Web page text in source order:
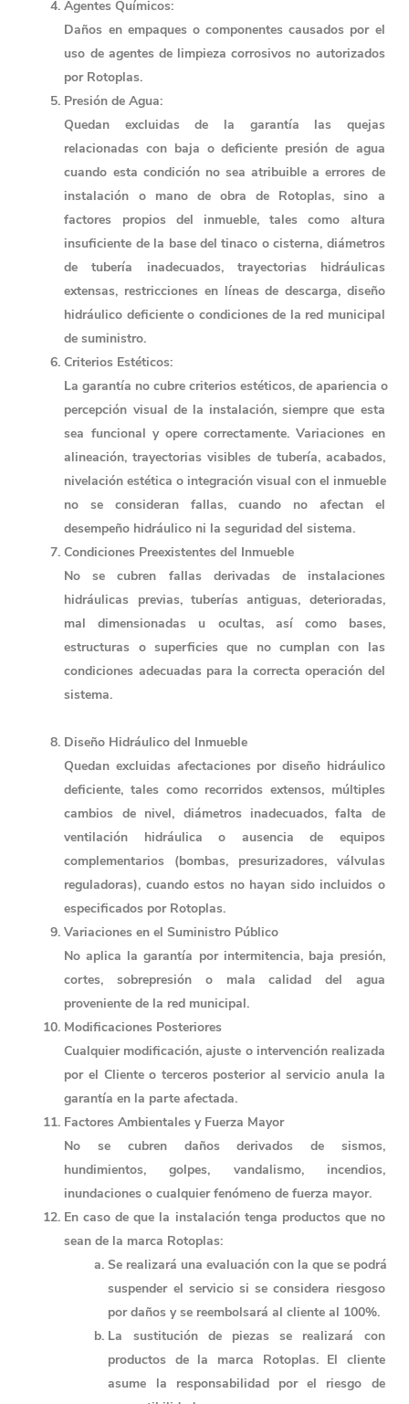
Agentes Químicos:
Daños en empaques o componentes causados por el
uso de agentes de limpieza corrosivos no autorizados
por Rotoplas.
Presión de Agua:
Quedan excluidas de la garantía las quejas
relacionadas con baja o deficiente presión de agua
cuando esta condición no sea atribuible a errores de
instalación o mano de obra de Rotoplas, sino a
factores propios del inmueble, tales como altura
insuficiente de la base del tinaco o cisterna, diámetros
de tubería inadecuados, trayectorias hidráulicas
extensas, restricciones en líneas de descarga, diseño
hidráulico deficiente o condiciones de la red municipal
de suministro.
Criterios Estéticos:
La garantía no cubre criterios estéticos, de apariencia o
percepción visual de la instalación, siempre que esta
sea funcional y opere correctamente. Variaciones en
alineación, trayectorias visibles de tubería, acabados,
nivelación estética o integración visual con el inmueble
no se consideran fallas, cuando no afectan el
desempeño hidráulico ni la seguridad del sistema.
Condiciones Preexistentes del Inmueble
No se cubren fallas derivadas de instalaciones
hidráulicas previas, tuberías antiguas, deterioradas,
mal dimensionadas u ocultas, así como bases,
estructuras o superficies que no cumplan con las
condiciones adecuadas para la correcta operación del
sistema.
Diseño Hidráulico del Inmueble
Quedan excluidas afectaciones por diseño hidráulico
deficiente, tales como recorridos extensos, múltiples
cambios de nivel, diámetros inadecuados, falta de
ventilación hidráulica o ausencia de equipos
complementarios (bombas, presurizadores, válvulas
reguladoras), cuando estos no hayan sido incluidos o
especificados por Rotoplas.
Variaciones en el Suministro Público
No aplica la garantía por intermitencia, baja presión,
cortes, sobrepresión o mala calidad del agua
proveniente de la red municipal.
Modificaciones Posteriores
Cualquier modificación, ajuste o intervención realizada
por el Cliente o terceros posterior al servicio anula la
garantía en la parte afectada.
Factores Ambientales y Fuerza Mayor
No se cubren daños derivados de sismos,
hundimientos, golpes, vandalismo, incendios,
inundaciones o cualquier fenómeno de fuerza mayor.
En caso de que la instalación tenga productos que no
sean de la marca Rotoplas:
Se realizará una evaluación con la que se podrá
suspender el servicio si se considera riesgoso
por daños y se reembolsará al cliente al 100%.
La sustitución de piezas se realizará con
productos de la marca Rotoplas. El cliente
asume la responsabilidad por el riesgo de